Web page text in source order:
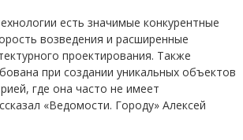
есть значимые конкурентные
возведения и расширенные
проектирования. Также
при создании уникальных объектов
где она часто не имеет
«Ведомости. Городу» Алексей